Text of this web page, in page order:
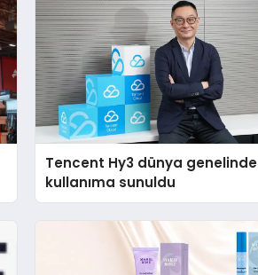
Tencent Hy3 dünya genelinde
kullanıma sunuldu